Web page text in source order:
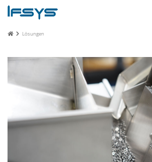
Lösungen